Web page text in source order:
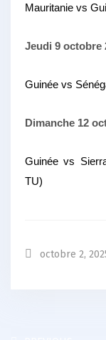
Mauritanie vs
Jeudi 9 octobre
Guinée vs
Dimanche 12
Guinée vs
TU)
octobre 2,